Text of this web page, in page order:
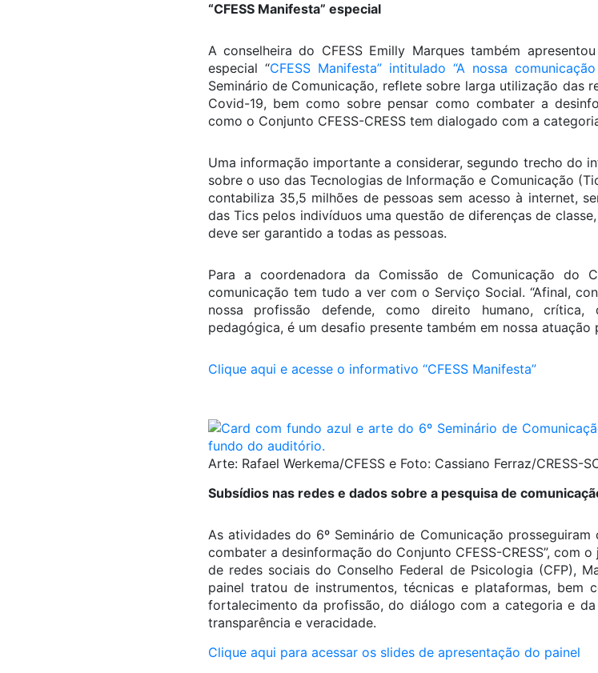
“CFESS Manifesta” especial
A conselheira do CFESS Emilly Marques também
especial “CFESS Manifesta” intitulado “A nossa
Seminário de Comunicação, reflete sobre larga utilização das
Covid-19, bem como sobre pensar como combater a
como o Conjunto CFESS-CRESS tem dialogado com a
Uma informação importante a considerar, segundo trecho do
sobre o uso das Tecnologias de Informação e Comunicação
contabiliza 35,5 milhões de pessoas sem acesso à internet,
das Tics pelos indivíduos uma questão de diferenças de
deve ser garantido a todas as pessoas.
Para a coordenadora da Comissão de Comunicação do
comunicação tem tudo a ver com o Serviço Social. “Afinal,
nossa profissão defende, como direito humano, crítica,
pedagógica, é um desafio presente também em nossa atuação
Clique aqui e acesse o informativo “CFESS Manifesta”
Arte: Rafael Werkema/CFESS e Foto: Cassiano Ferraz/CRESS-
Subsídios nas redes e dados sobre a pesquisa de
As atividades do 6º Seminário de Comunicação
combater a desinformação do Conjunto CFESS-CRESS”, com
de redes sociais do Conselho Federal de Psicologia (CFP),
painel tratou de instrumentos, técnicas e plataformas, bem
fortalecimento da profissão, do diálogo com a categoria e
transparência e veracidade.
Clique aqui para acessar os slides de apresentação do painel